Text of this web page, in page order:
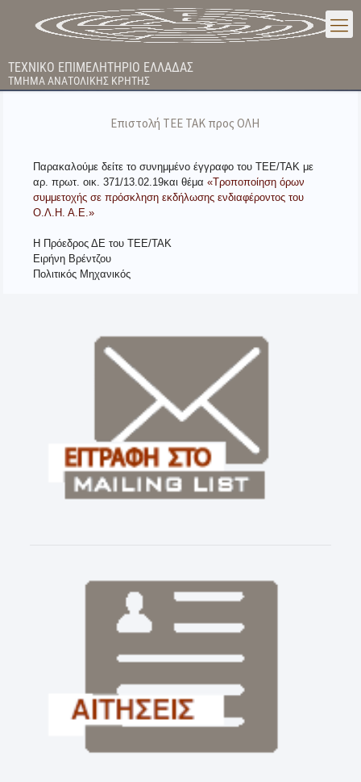
ΤΕΧΝΙΚΟ ΕΠΙΜΕΛΗΤΗΡΙΟ ΕΛΛΑΔΑΣ
ΤΜΗΜΑ ΑΝΑΤΟΛΙΚΗΣ ΚΡΗΤΗΣ
Επιστολή ΤΕΕ ΤΑΚ προς ΟΛΗ
Παρακαλούμε δείτε το συνημμένο έγγραφο του ΤΕΕ/ΤΑΚ με
αρ. πρωτ. οικ. 371/13.02.19και θέμα«Τροποποίηση όρων
συμμετοχής σε πρόσκληση εκδήλωσης ενδιαφέροντος του
Ο.Λ.Η. Α.Ε.»
Η Πρόεδρος ΔΕ του ΤΕΕ/ΤΑΚ
Ειρήνη Βρέντζου
Πολιτικός Μηχανικός